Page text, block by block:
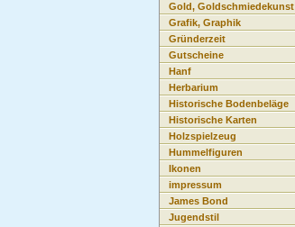
Gold, Goldschmiedekunst
Grafik, Graphik
Gründerzeit
Gutscheine
Hanf
Herbarium
Historische Bodenbeläge
Historische Karten
Holzspielzeug
Hummelfiguren
Ikonen
impressum
James Bond
Jugendstil